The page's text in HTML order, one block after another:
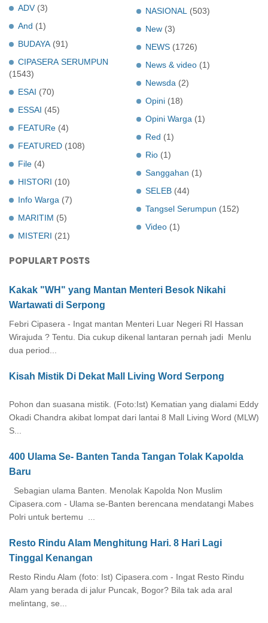
ADV (3)
And (1)
BUDAYA (91)
CIPASERA SERUMPUN
(1543)
ESAI (70)
ESSAI (45)
FEATURe (4)
FEATURED (108)
File (4)
HISTORI (10)
Info Warga (7)
MARITIM (5)
MISTERI (21)
NASIONAL
(503)
New (3)
NEWS (1726)
News & video (1)
Newsda (2)
Opini (18)
Opini Warga (1)
Red (1)
Rio (1)
Sanggahan (1)
SELEB (44)
Tangsel Serumpun (152)
Video (1)
POPULART POSTS
Kakak "WH" yang Mantan Menteri Besok Nikahi
Wartawati di Serpong
Febri Cipasera - Ingat mantan Menteri Luar Negeri RI Hassan
Wirajuda ? Tentu. Dia cukup dikenal lantaran pernah jadi Menlu
dua period...
Kisah Mistik Di Dekat Mall Living Word Serpong
Pohon dan suasana mistik. (Foto:Ist) Kematian yang dialami Eddy
Okadi Chandra akibat lompat dari lantai 8 Mall Living Word (MLW)
S...
400 Ulama Se- Banten Tanda Tangan Tolak Kapolda
Baru
Sebagian ulama Banten. Menolak Kapolda Non Muslim
Cipasera.com - Ulama se-Banten berencana mendatangi Mabes
Polri untuk bertemu ...
Resto Rindu Alam Menghitung Hari. 8 Hari Lagi
Tinggal Kenangan
Resto Rindu Alam (foto: Ist) Cipasera.com - Ingat Resto Rindu
Alam yang berada di jalur Puncak, Bogor? Bila tak ada aral
melintang, se...